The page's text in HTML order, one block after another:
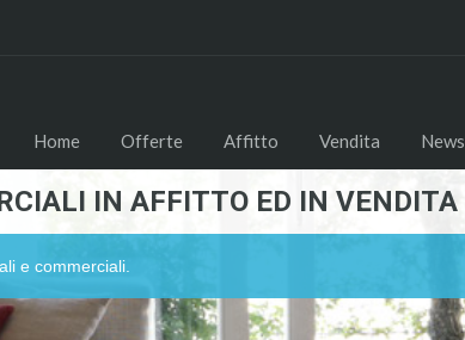
Home Offerte Affitto Vendita News
IN AFFITTO ED IN VENDITA
e commerciali.